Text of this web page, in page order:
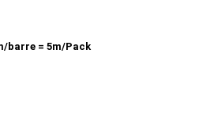
barre = 5m/Pack